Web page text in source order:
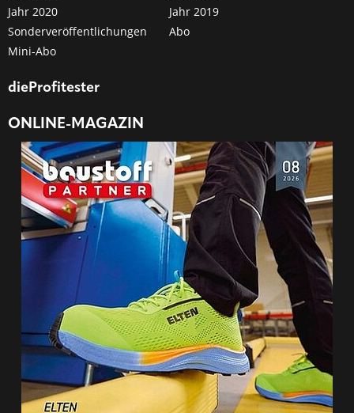
Jahr 2020
Jahr 2019
Sonderveröffentlichungen
Abo
Mini-Abo
dieProfitester
ONLINE-MAGAZIN